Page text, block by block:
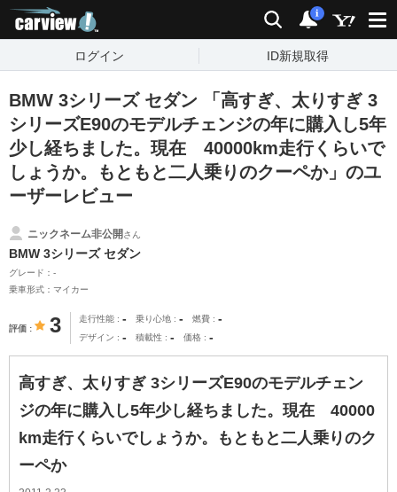
検索 通知
i
ログイン ID新規取得
BMW 3シリーズ セダン 「高すぎ、太りすぎ 3
シリーズE90のモデルチェンジの年に購入し5年
少し経ちました。現在 40000km走行くらいで
しょうか。もともと二人乗りのクーペか」のユ
ーザーレビュー
ニックネーム非公開さん
BMW 3シリーズ セダン
グレード：-
乗車形式：マイカー
評価 3 走行性能 - 乗り心地 - 燃費 -
デザイン - 積載性 - 価格 -
高すぎ、太りすぎ 3シリーズE90のモデルチェン
ジの年に購入し5年少し経ちました。現在 40000
km走行くらいでしょうか。もともと二人乗りのク
ーペか